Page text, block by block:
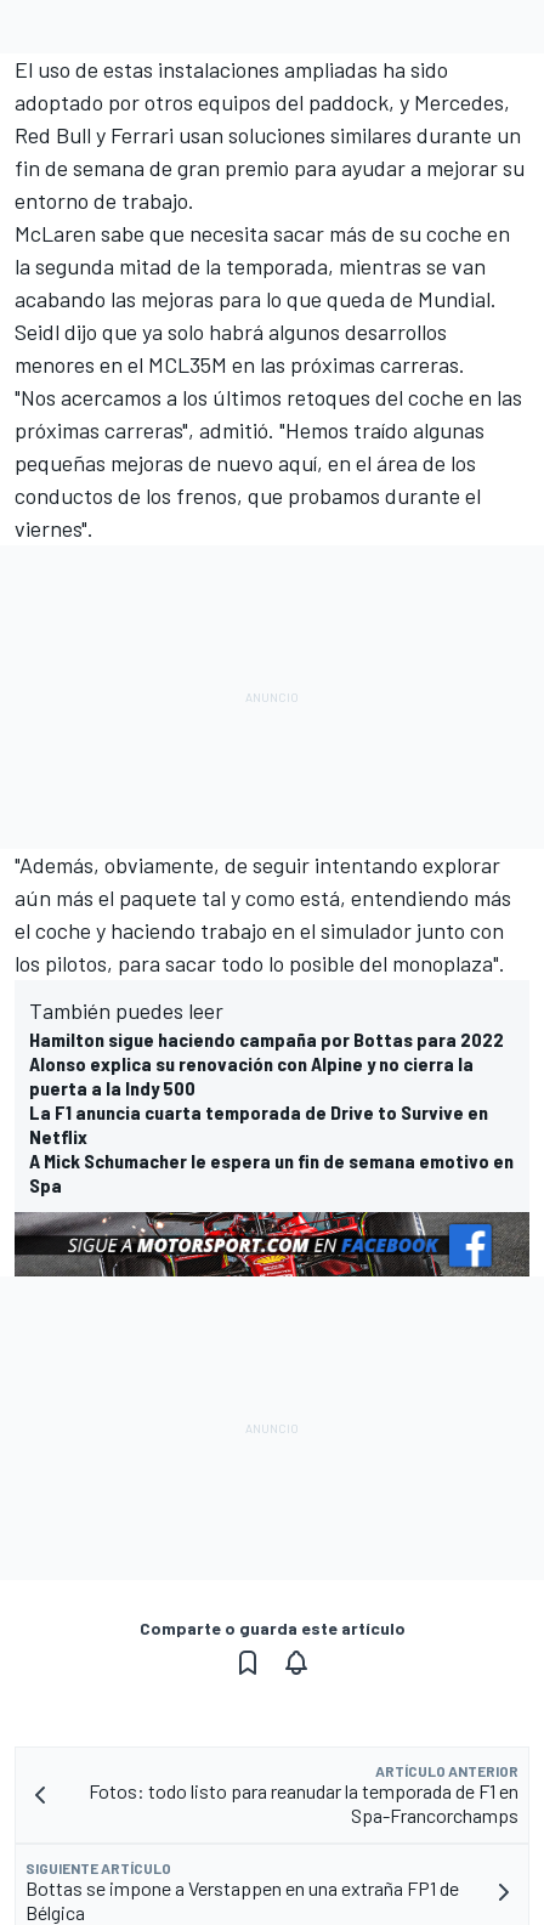
El uso de estas instalaciones ampliadas ha sido
adoptado por otros equipos del paddock, y Mercedes,
Red Bull y Ferrari usan soluciones similares durante un
fin de semana de gran premio para ayudar a mejorar su
entorno de trabajo.
McLaren sabe que necesita sacar más de su coche en
la segunda mitad de la temporada, mientras se van
acabando las mejoras para lo que queda de Mundial.
Seidl dijo que ya solo habrá algunos desarrollos
menores en el MCL35M en las próximas carreras.
"Nos acercamos a los últimos retoques del coche en las
próximas carreras", admitió. "Hemos traído algunas
pequeñas mejoras de nuevo aquí, en el área de los
conductos de los frenos, que probamos durante el
viernes".
"Además, obviamente, de seguir intentando explorar
aún más el paquete tal y como está, entendiendo más
el coche y haciendo trabajo en el simulador junto con
los pilotos, para sacar todo lo posible del monoplaza".
También puedes leer
Hamilton sigue haciendo campaña por Bottas para 2022
Alonso explica su renovación con Alpine y no cierra la
puerta a la Indy 500
La F1 anuncia cuarta temporada de Drive to Survive en
Netflix
A Mick Schumacher le espera un fin de semana emotivo en
Spa
Comparte o guarda este artículo
ARTÍCULO ANTERIOR
Fotos: todo listo para reanudar la temporada de F1 en
Spa-Francorchamps
SIGUIENTE ARTÍCULO
Bottas se impone a Verstappen en una extraña FP1 de
Bélgica